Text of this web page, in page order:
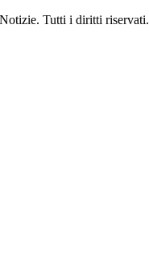
Tutti i diritti riservati.